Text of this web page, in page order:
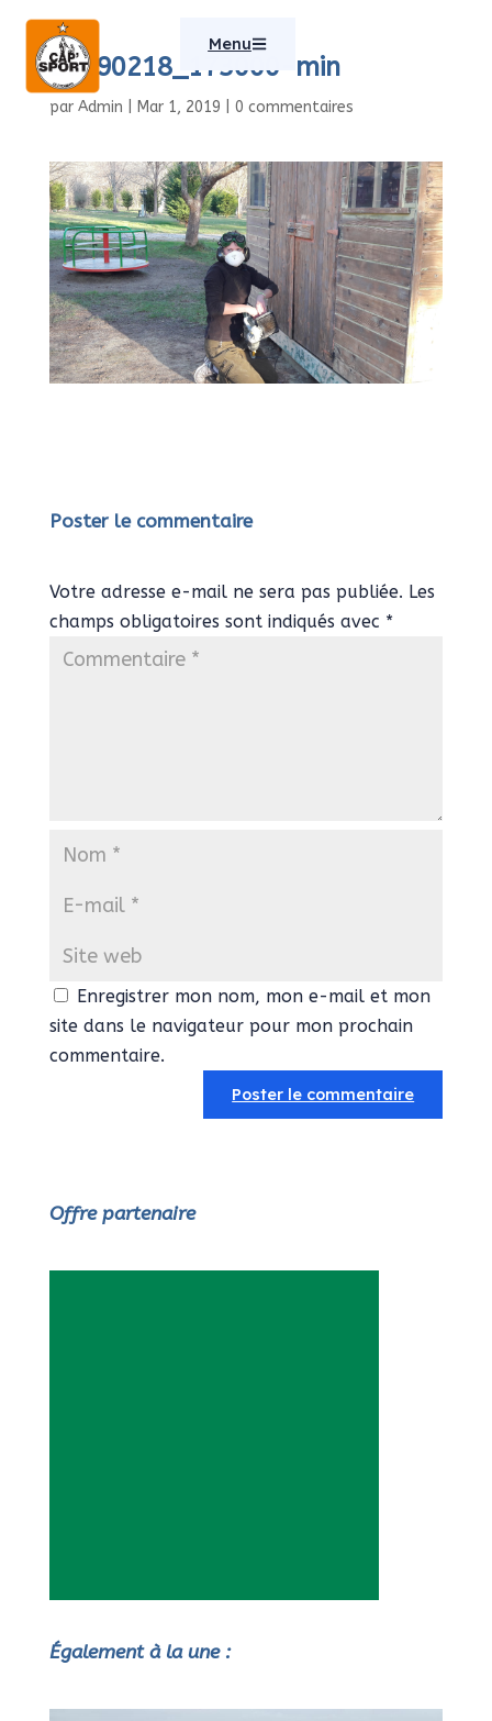
Menu
20190218_173000-min
par Admin Mar 1, 2019 0 commentaires
Poster le commentaire
Votre adresse e-mail ne sera pas publiée. Les
champs obligatoires sont indiqués avec *
Enregistrer mon nom, mon e-mail et mon
site dans le navigateur pour mon prochain
commentaire.
Offre partenaire
Également à la une :